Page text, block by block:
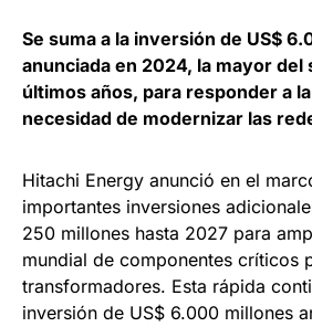
Se suma a la inversión de US$
anunciada en 2024, la mayor del
últimos años, para responder a
necesidad de modernizar las
Hitachi Energy anunció en el
importantes inversiones
250 millones hasta 2027 para
mundial de componentes críticos
transformadores. Esta rápida
inversión de US$ 6.000 millones